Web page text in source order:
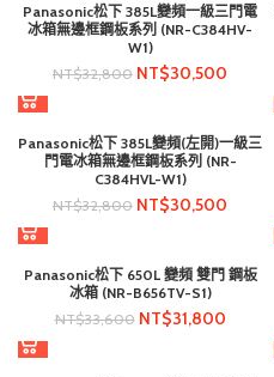
Panasonic松下 385L變頻一級三門電
冰箱無邊框鋼板系列 (NR-C384HV-
W1)
NT$32,800 NT$30,500
Panasonic松下 385L變頻(左開)一級三
門電冰箱無邊框鋼板系列 (NR-
C384HVL-W1)
NT$32,800 NT$30,500
Panasonic松下 650L 變頻 雙門 鋼板
冰箱 (NR-B656TV-S1)
NT$33,600 NT$31,800